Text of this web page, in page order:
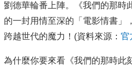
劉德華輪番上陣。《­我們的那時
的一封用情至深的「電影情書」
跨­越世代的魔力！(資料來源： 官
為什麼你要來看《我們的那時此